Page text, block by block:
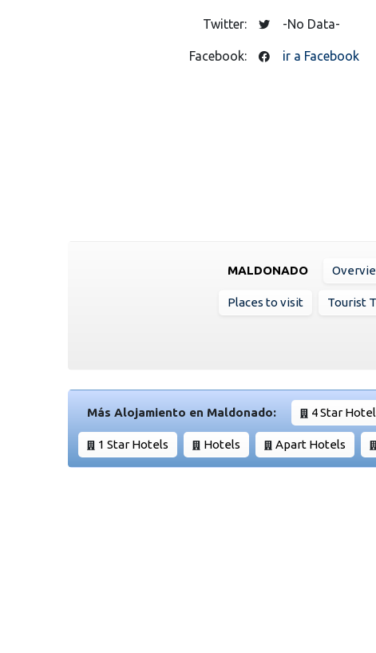
Twitter: -No Data-
Facebook: ir a Facebook
MALDONADO
Places to visit Tourist
Más Alojamiento en Maldonado: 4 Star
1 Star Hotels Hotels Apart Hotels